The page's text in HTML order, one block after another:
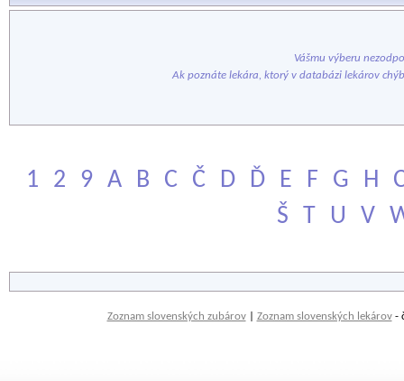
Vášmu výberu
Ak poznáte lekára, ktorý v databázi lekárov
1 2 9 A B C Č D Ď E F G H
Š
T U V
Zoznam slovenských zubárov| Zoznam slovenských lekárov-